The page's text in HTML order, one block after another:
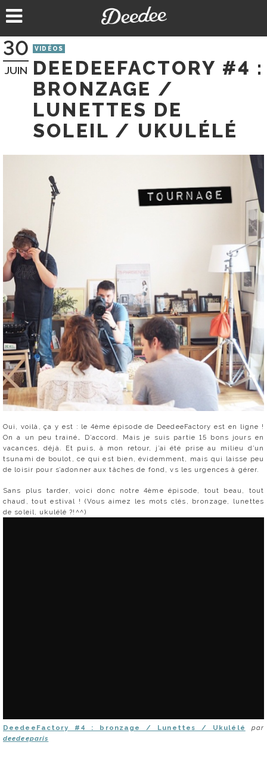
au
30
JUIN
VIDÉOS
DEEDEEFACTORY #4 :
BRONZAGE /
LUNETTES DE
SOLEIL / UKULÉLÉ
Oui, voilà, ça y est : le 4ème épisode de DeedeeFactory est en ligne !
On a un peu trainé… D’accord. Mais je suis partie 15 bons jours en
vacances, déjà. Et puis, à mon retour, j’ai été prise au milieu d’un
tsunami de boulot, ce qui est bien, évidemment, mais qui laisse peu
de loisir pour s’adonner aux tâches de fond, vs les urgences à gérer.
Sans plus tarder, voici donc notre 4ème épisode, tout beau, tout
chaud, tout estival ! (Vous aimez les mots clés, bronzage, lunettes
de soleil, ukulélé ?!^^)
DeedeeFactory #4 : bronzage / Lunettes / Ukulélé
par
deedeeparis